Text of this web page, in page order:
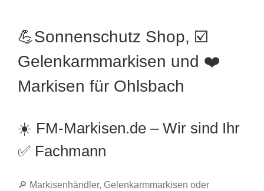
💪Sonnenschutz Shop, ☑️
Gelenkarmmarkisen und ❤️
Markisen für Ohlsbach
☀️ FM-Markisen.de – Wir sind Ihr
✅ Fachmann
🔎 Markisenhändler, Gelenkarmmarkisen oder